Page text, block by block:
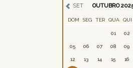
SET OUTUBRO
DOM SEG TER QUA QUI
01 02
05 06 07 08 09
12 13 14 15 16